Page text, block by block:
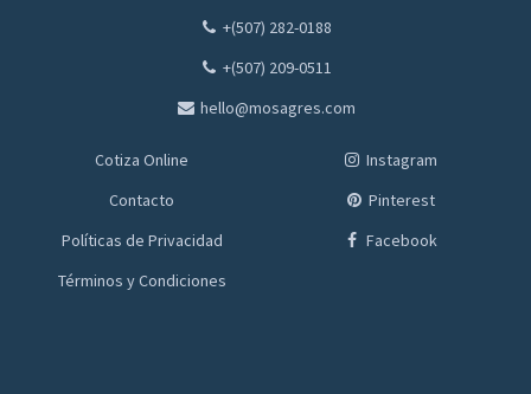
+(507) 282-0188
+(507) 209-0511
hello@mosagres.com
Cotiza Online
Contacto
Políticas de Privacidad
Términos y Condiciones
Instagram
Pinterest
Facebook